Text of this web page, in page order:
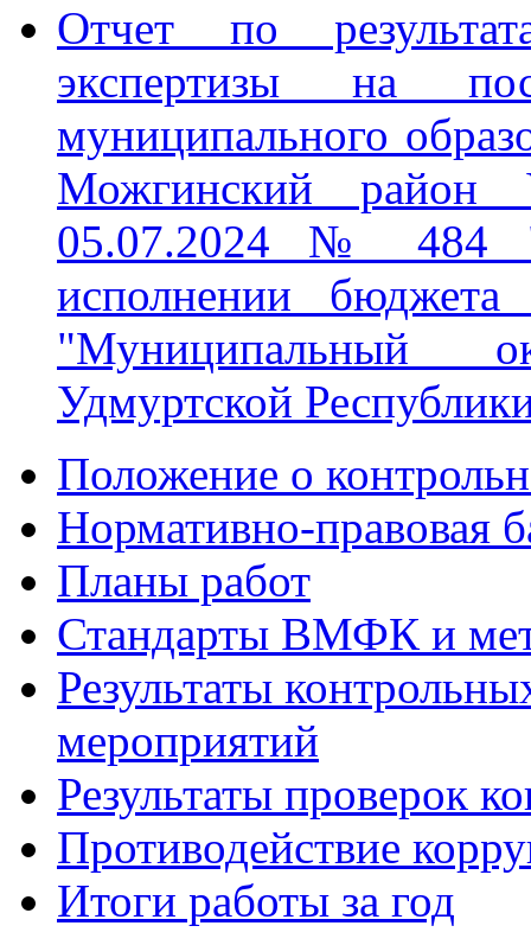
Отчет по
экспертизы на
муниципального
Можгинский район
05.07.2024 № 484
исполнении бюджета
"Муниципальный
Удмуртской
Положение о
Нормативно-правовая
Планы работ
Стандарты ВМФК и
Результаты
мероприятий
Результаты проверок
Противодействие
Итоги работы за год